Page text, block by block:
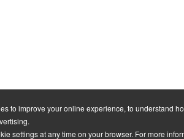
to improve your online experience, to understand
settings at any time on your browser. For more